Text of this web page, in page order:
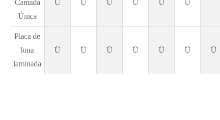
Camada
Única
Ü Ü Ü Ü Ü Ü
Placa de
lona
laminada
Ü Ü Ü Ü Ü Ü Ü